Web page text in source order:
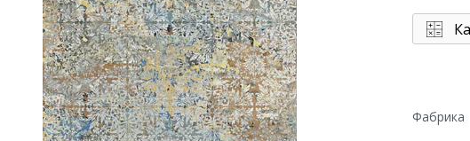
Фабрика